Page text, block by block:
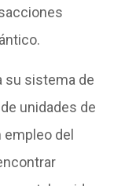
su sistema de
unidades de
del